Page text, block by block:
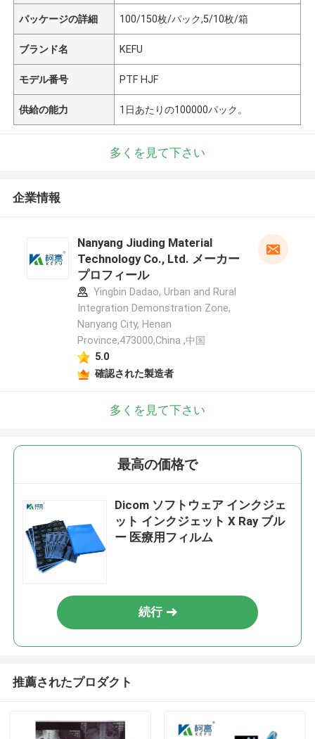
パッケージの詳細 100/150枚/パック,5/10枚/箱
ブランド名 KEFU
モデル番号 PTF HJF
供給の能力 1日あたりの100000パック。
多くを見て下さい
企業情報
Nanyang Jiuding Material
Technology Co., Ltd. メーカー
プロフィール
Yingbin Dadao, Urban and Rural
Integration Demonstration Zone,
Nanyang City, Henan
Province,473000,China ,中国
5.0
確認された製造者
多くを見て下さい
最高の価格で
Dicom ソフトウェア インクジェ
ット インクジェット X Ray ブル
ー 医療用フィルム
続行
推薦されたプロダクト